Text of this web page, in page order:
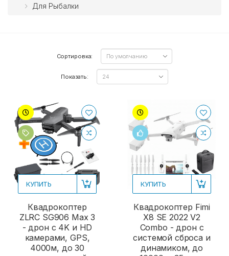
Для Рыбалки
Сортировка:
Показать:
КУПИТЬ
Квадрокоптер
ZLRC SG906 Max 3
- дрон с 4K и HD
камерами, GPS,
4000м, до 30
КУПИТЬ
Квадрокоптер Fimi
X8 SE 2022 V2
Combo - дрон с
системой сброса и
динамиком, до